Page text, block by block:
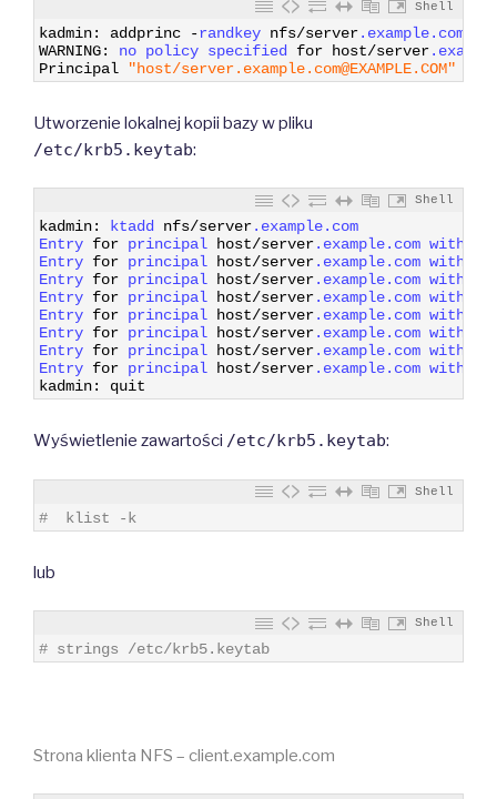
Shell
kadmin: addprinc -randkey nfs/server.example.com
WARNING: no policy specified for host/server
Principal
"host/server.example.com@EXAMPLE.COM"
Utworzenie lokalnej kopii bazy w pliku
/etc/krb5.keytab:
Shell
kadmin: ktadd nfs/server.example.com
Entry for principal host/server.example.com with
Entry for principal host/server.example.com with
Entry for principal host/server.example.com with
Entry for principal host/server.example.com with
Entry for principal host/server.example.com with
Entry for principal host/server.example.com with
Entry for principal host/server.example.com with
Entry for principal host/server.example.com with
kadmin: quit
Wyświetlenie zawartości /etc/krb5.keytab:
Shell
#  klist -k
lub
Shell
# strings /etc/krb5.keytab
Strona klienta NFS – client.example.com